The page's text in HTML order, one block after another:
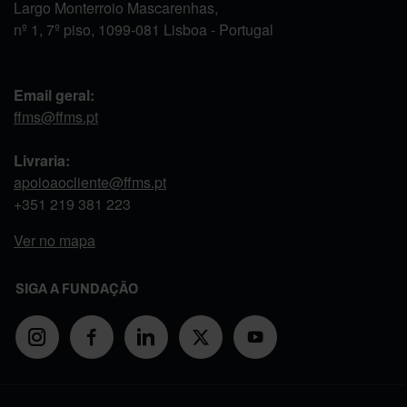
Largo Monterroio Mascarenhas,
nº 1, 7º piso, 1099-081 Lisboa - Portugal
Email geral:
ffms@ffms.pt
Livraria:
apoioaocliente@ffms.pt
+351 219 381 223
Ver no mapa
SIGA A FUNDAÇÃO